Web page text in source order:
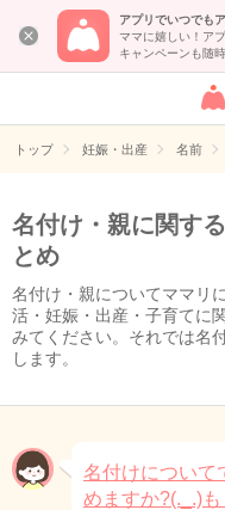
アプリでいつでも
ママに嬉しい！ア
キャンペーンも随
女
トップ 妊娠・出産 名前
名付け・親に関す
とめ
名付け・親についてママリ
活・妊娠・出産・子育てに
みてください。それでは名
します。
名付けについて
めますか?(._.)